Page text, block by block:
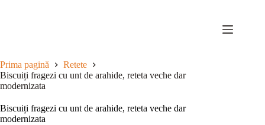
Prima pagină
Retete
Biscuiți fragezi cu unt de arahide, reteta veche dar
modernizata
Biscuiți fragezi cu unt de arahide, reteta veche dar
modernizata